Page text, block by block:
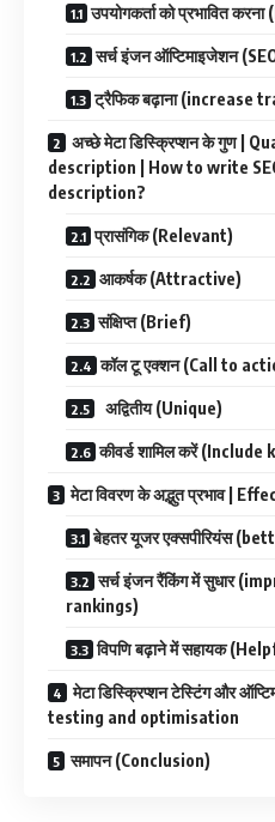
उपयोगकर्ता को प्रभावित
सर्च इंजन ऑप्टिमाइजेशन
ट्रैफिक बढ़ाना (increase
अच्छे मेटा डिस्क्रिप्शन के गुण |
description | How to write
description?
प्रासंगिक (Relevant)
आकर्षक (Attractive)
संक्षिप्त (Brief)
कॉल टू एक्शन (Call to
अद्वितीय (Unique)
कीवर्ड शामिल करें
मेटा विवरण के अद्भुत प्रभाव |
बेहतर यूजर एक्सपीरियंस
सर्च इंजन रैंकिंग में सुधार
rankings)
विपणि बढ़ाने में सहायक
मेटा डिस्क्रिप्शन टेस्टिंग और
testing and optimisation
समापन (Conclusion)